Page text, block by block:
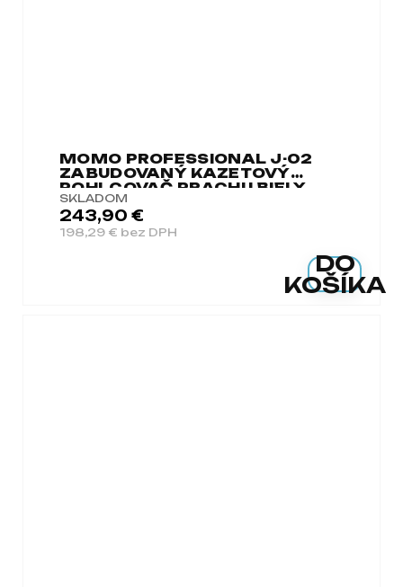
MOMO PROFESSIONAL J-02
ZABUDOVANÝ KAZETOVÝ
POHLCOVAČ PRACHU BIELY
SKLADOM
198,29 € bez DPH
243,90 €
DO
KOŠÍKA